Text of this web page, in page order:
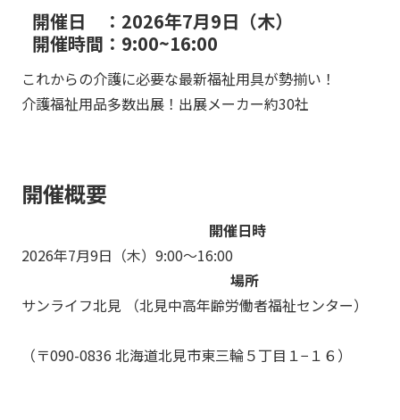
開催日 ：2026年7月9日（木）
開催時間：9:00~16:00
これからの介護に必要な最新福祉用具が勢揃い！
介護福祉用品多数出展！出展メーカー約30社
開催概要
開催日時
2026年7月9日（木）9:00～16:00
場所
サンライフ北見 （北見中高年齢労働者福祉センター）
（〒090-0836 北海道北見市東三輪５丁目１−１６）